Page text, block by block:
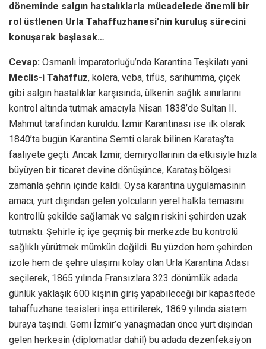
döneminde salgın hastalıklarla mücadelede önemli bir
rol üstlenen Urla Tahaffuzhanesi’nin kuruluş sürecini
konuşarak başlasak…
Cevap: Osmanlı İmparatorluğu’nda Karantina Teşkilatı yani
Meclis-i Tahaffuz, kolera, veba, tifüs, sarıhumma, çiçek
gibi salgın hastalıklar karşısında, ülkenin sağlık sınırlarını
kontrol altında tutmak amacıyla Nisan 1838’de Sultan II.
Mahmut tarafından kuruldu. İzmir Karantinası ise ilk olarak
1840’ta bugün Karantina Semti olarak bilinen Karataş’ta
faaliyete geçti. Ancak İzmir, demiryollarının da etkisiyle hızla
büyüyen bir ticaret devine dönüşünce, Karataş bölgesi
zamanla şehrin içinde kaldı. Oysa karantina uygulamasının
amacı, yurt dışından gelen yolcuların yerel halkla temasını
kontrollü şekilde sağlamak ve salgın riskini şehirden uzak
tutmaktı. Şehirle iç içe geçmiş bir merkezde bu kontrolü
sağlıklı yürütmek mümkün değildi. Bu yüzden hem şehirden
izole hem de şehre ulaşımı kolay olan Urla Karantina Adası
seçilerek, 1865 yılında Fransızlara 323 dönümlük adada
günlük yaklaşık 600 kişinin giriş yapabileceği bir kapasitede
tahaffuzhane tesisleri inşa ettirilerek, 1869 yılında sistem
buraya taşındı. Gemi İzmir’e yanaşmadan önce yurt dışından
gelen herkesin (diplomatlar dahil) bu adada dezenfeksiyon